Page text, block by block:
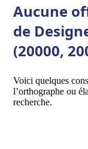
Aucune
de
(20000,
Voici quelques
l’orthographe ou
recherche.